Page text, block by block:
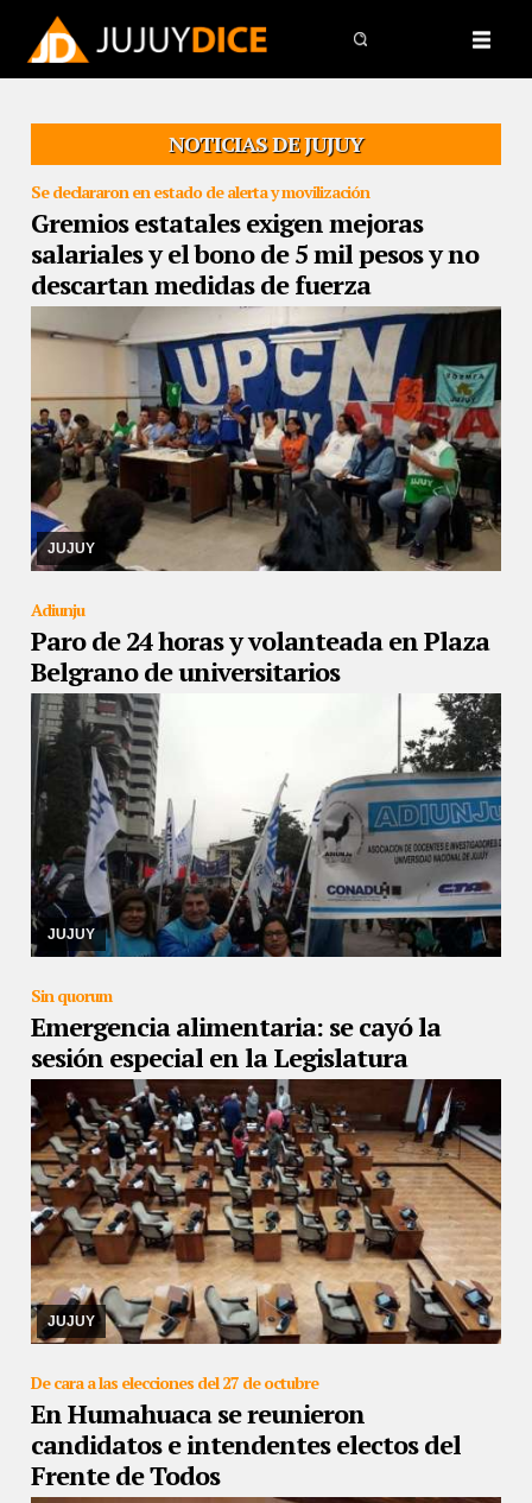
NOTICIAS DE JUJUY
Se declararon en estado de alerta y movilización
Gremios estatales exigen mejoras
salariales y el bono de 5 mil pesos y no
descartan medidas de fuerza
JUJUY
25/09/2019
El gobierno se había comprometido a llamarlos a
mediados de septiembre para reanudar la discusión paritaria. Los
gremios siguen esperando
Adiunju
Paro de 24 horas y volanteada en Plaza
Belgrano de universitarios
JUJUY
25/09/2019
Exigen el pago de 5 mil pesos y la incorporación de la
cláusula gatillo para actualizar haberes, entre otros puntos
Sin quorum
Emergencia alimentaria: se cayó la
sesión especial en la Legislatura
JUJUY
24/09/2019 El bloque del radicalismo no se presentó. De esta
manera, los comedores y merenderos seguirán recibiendo 6,85
pesos por persona asistida
De cara a las elecciones del 27 de octubre
En Humahuaca se reunieron
candidatos e intendentes electos del
Frente de Todos